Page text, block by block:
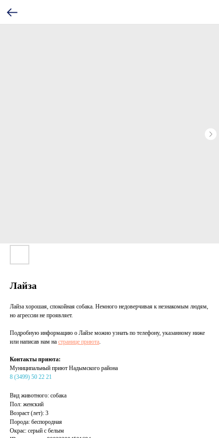
Лайза
Лайза хорошая, спокойная собака. Немного недоверчивая к незнакомым людям,
но агрессии не проявляет.
Подробную информацию о Лайзе можно узнать по телефону, указанному ниже
или написав нам на странице приюта.
Контакты приюта:
Муниципальный приют Надымского района
8 (3499) 50 22 21
Вид животного: собака
Пол: женский
Возраст (лет): 3
Порода: беспородная
Окрас: серый с белым